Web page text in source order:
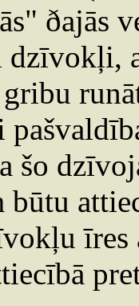
ðajās
šo
būtu
īres